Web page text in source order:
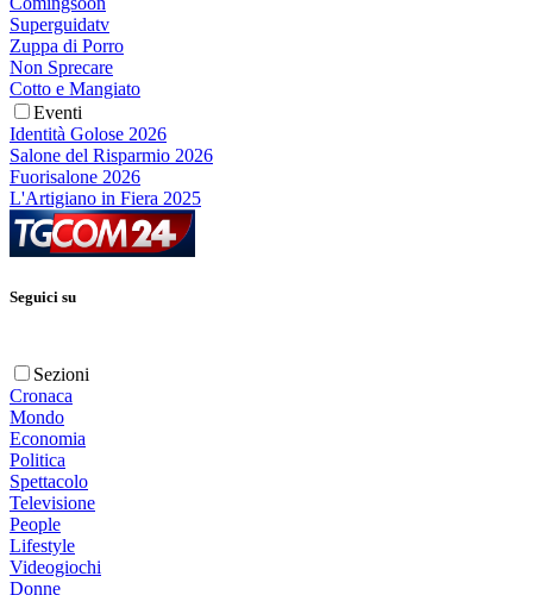
Superguidatv
Zuppa di Porro
Non Sprecare
Cotto e Mangiato
Eventi
Identità Golose 2026
Salone del Risparmio 2026
Fuorisalone 2026
L'Artigiano in Fiera 2025
Seguici su
Sezioni
Cronaca
Mondo
Economia
Politica
Spettacolo
Televisione
People
Lifestyle
Videogiochi
Donne